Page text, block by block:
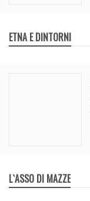
ETNA E DINTORNI
L`ASSO DI MAZZE